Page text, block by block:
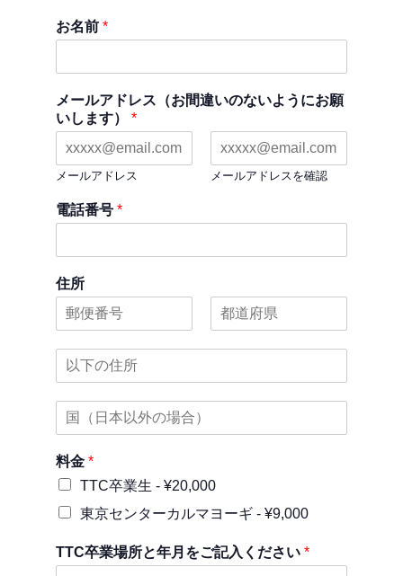
お名前 *
メールアドレス（お間違いのないようにお願
いします） *
メールアドレス メールアドレスを確認
電話番号 *
住所
住
所
住
所
料金 *
TTC卒業生 - ¥20,000
東京センターカルマヨーギ - ¥9,000
TTC卒業場所と年月をご記入ください *